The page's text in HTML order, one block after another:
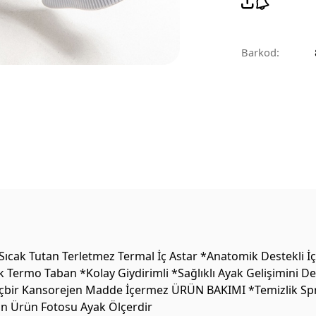
Barkod:
Tutan Terletmez Termal İç Astar *Anatomik Destekli
Termo Taban *Kolay Giydirimli *Sağlıklı Ayak Gelişimini
Kansorejen Madde İçermez ÜRÜN BAKIMI *Temizlik
Ürün Fotosu Ayak Ölçerdir